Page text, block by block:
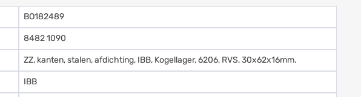
BO182489
8482 1090
ZZ, kanten, stalen, afdichting, IBB, Kogellager, 6206, RVS, 30x62x16mm.
IBB